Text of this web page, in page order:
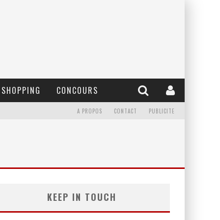
SHOPPING CONCOURS
A PROPOS CONTACT PUBLICITE
KEEP IN TOUCH